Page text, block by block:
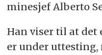
Bistandsgivere:
Nederland,
Sveits og Sør-
minesjef Alberto
Han viser til at det
er under